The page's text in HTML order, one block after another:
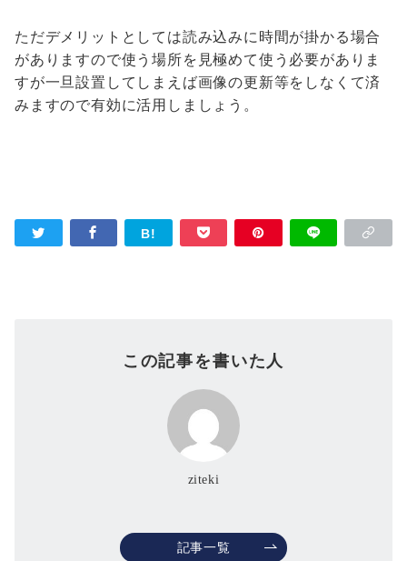
ただデメリットとしては読み込みに時間が掛かる場合
がありますので使う場所を見極めて使う必要がありま
すが一旦設置してしまえば画像の更新等をしなくて済
みますので有効に活用しましょう。
この記事を書いた人
ziteki
記事一覧